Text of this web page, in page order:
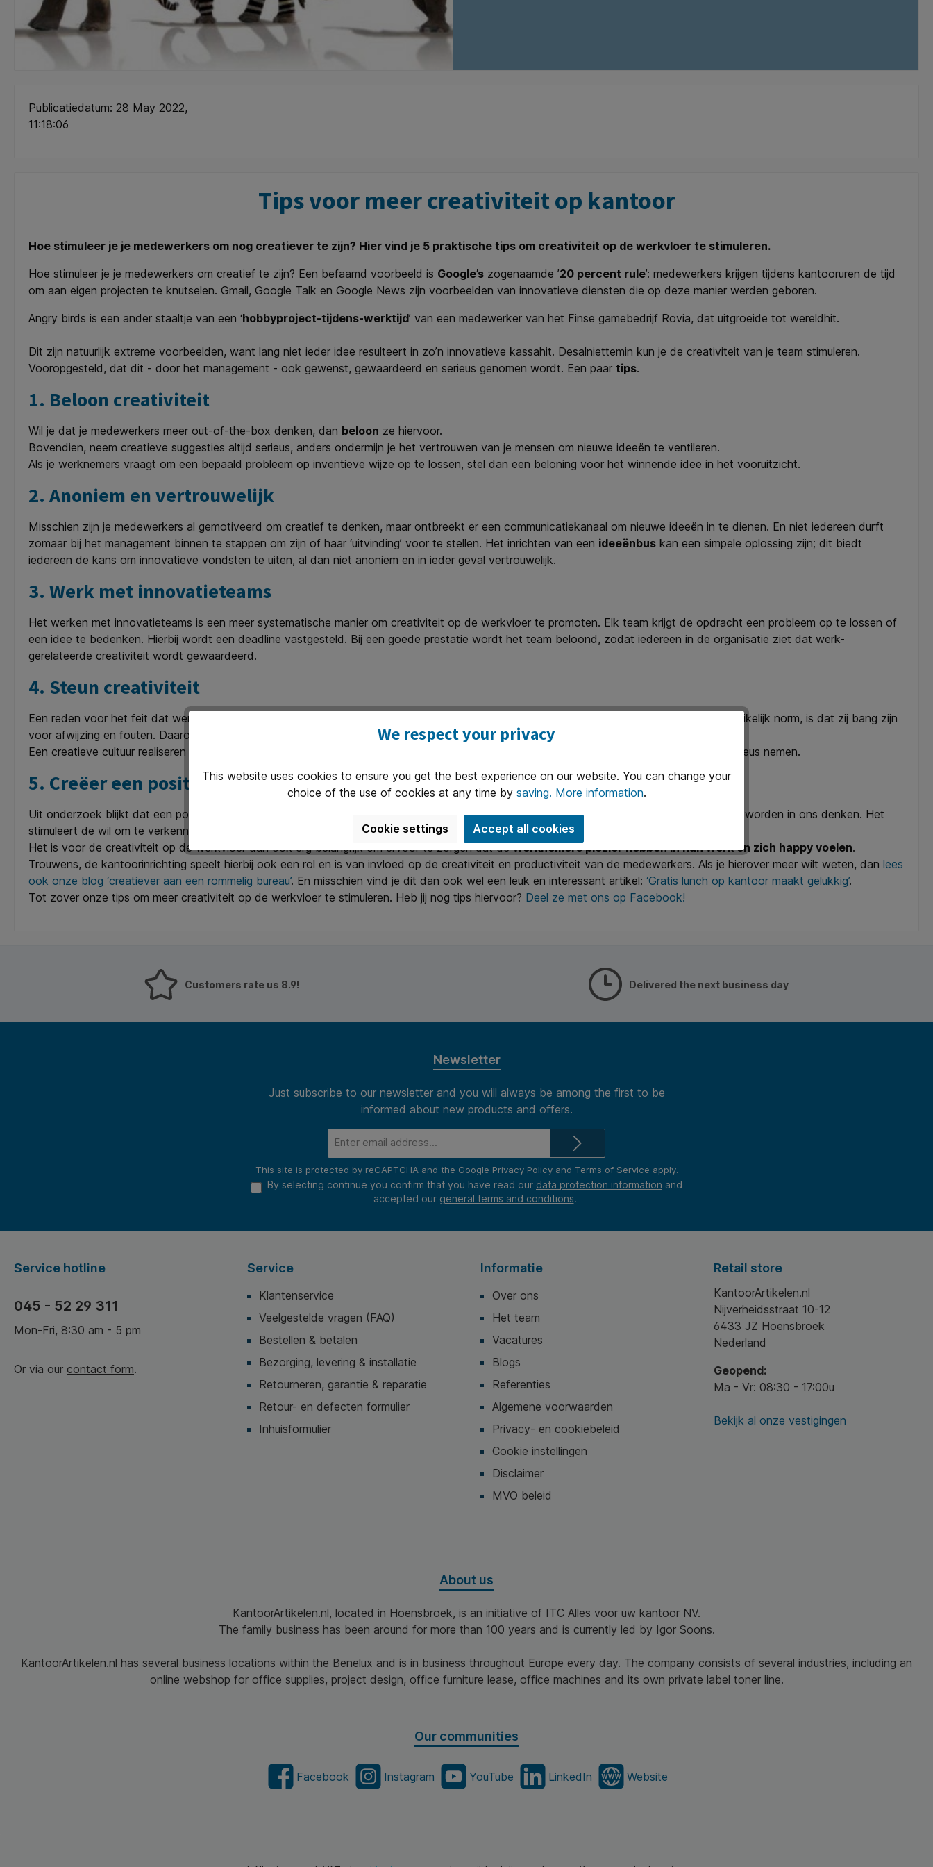
Publicatiedatum: 28 May 2022,
11:18:06
Tips voor meer creativiteit op kantoor
Hoe stimuleer je je medewerkers om nog creatiever te zijn? Hier vind je 5 praktische tips om creativiteit op de werkvloer te stimuleren.
Hoe stimuleer je je medewerkers om creatief te zijn? Een befaamd voorbeeld is Google’s zogenaamde ’20 percent rule’: medewerkers krijgen tijdens kantooruren de tijd
om aan eigen projecten te knutselen. Gmail, Google Talk en Google News zijn voorbeelden van innovatieve diensten die op deze manier werden geboren.
Angry birds is een ander staaltje van een ‘hobbyproject-tijdens-werktijd’ van een medewerker van het Finse gamebedrijf Rovia, dat uitgroeide tot wereldhit.
Dit zijn natuurlijk extreme voorbeelden, want lang niet ieder idee resulteert in zo’n innovatieve kassahit. Desalniettemin kun je de creativiteit van je team stimuleren.
Vooropgesteld, dat dit - door het management - ook gewenst, gewaardeerd en serieus genomen wordt. Een paar tips.
1. Beloon creativiteit
Wil je dat je medewerkers meer out-of-the-box denken, dan beloon ze hiervoor.
Bovendien, neem creatieve suggesties altijd serieus, anders ondermijn je het vertrouwen van je mensen om nieuwe ideeën te ventileren.
Als je werknemers vraagt om een bepaald probleem op inventieve wijze op te lossen, stel dan een beloning voor het winnende idee in het vooruitzicht.
2. Anoniem en vertrouwelijk
Misschien zijn je medewerkers al gemotiveerd om creatief te denken, maar ontbreekt er een communicatiekanaal om nieuwe ideeën in te dienen. En niet iedereen durft
zomaar bij het management binnen te stappen om zijn of haar ‘uitvinding’ voor te stellen. Het inrichten van een ideeënbus kan een simpele oplossing zijn; dit biedt
iedereen de kans om innovatieve vondsten te uiten, al dan niet anoniem en in ieder geval vertrouwelijk.
3. Werk met innovatieteams
Het werken met innovatieteams is een meer systematische manier om creativiteit op de werkvloer te promoten. Elk team krijgt de opdracht een probleem op te lossen of
een idee te bedenken. Hierbij wordt een deadline vastgesteld. Bij een goede prestatie wordt het team beloond, zodat iedereen in de organisatie ziet dat werk-
gerelateerde creativiteit wordt gewaardeerd.
4. Steun creativiteit
Een reden voor het feit dat werknemers niet buiten vaste kaders denken en geen oplossing durven voor te stellen, die afwijkt van de gebruikelijk norm, is dat zij bang zijn
voor afwijzing en fouten. Daarom moet het nemen van risico’s worden gestimuleerd.
Een creatieve cultuur realiseren kost tijd en begint altijd bij het management: zij moeten open-minded zijn en de ideeën van werknemers serieus nemen.
5. Creëer een positieve werksfeer
Uit onderzoek blijkt dat een positieve houding creativiteit bevordert. Dit zorgt namelijk voor een breder perspectief, waardoor we flexibeler worden in ons denken. Het
stimuleert de wil om te verkennen.
Het is voor de creativiteit op de werkvloer dan ook erg belangrijk om ervoor te zorgen dat dewerknemers plezier hebben in hun werk en zich happy voelen.
Trouwens, de kantoorinrichting speelt hierbij ook een rol en is van invloed op de creativiteit en productiviteit van de medewerkers. Als je hierover meer wilt weten, dan lees
ook onze blog ‘creatiever aan een rommelig bureau’. En misschien vind je dit dan ook wel een leuk en interessant artikel: ‘Gratis lunch op kantoor maakt gelukkig’.
Tot zover onze tips om meer creativiteit op de werkvloer te stimuleren. Heb jij nog tips hiervoor? Deel ze met ons op Facebook!
Customers rate us 8.9! Delivered the next business day
Newsletter
Just subscribe to our newsletter and you will always be among the first to be
informed about new products and offers.
This site is protected by reCAPTCHA and the Google Privacy Policyand Terms of Service apply.
By selecting continue you confirm that you have read our data protection information and
accepted our general terms and conditions.
Service hotline
045 - 52 29 311
Mon-Fri, 8:30 am - 5 pm
Or via our contact form.
Service
Klantenservice
Veelgestelde vragen (FAQ)
Bestellen & betalen
Bezorging, levering & installatie
Retourneren, garantie & reparatie
Retour- en defecten formulier
Inhuisformulier
Informatie
Over ons
Het team
Vacatures
Blogs
Referenties
Algemene voorwaarden
Privacy- en cookiebeleid
Cookie instellingen
Disclaimer
MVO beleid
Retail store
KantoorArtikelen.nl
Nijverheidsstraat 10-12
6433 JZ Hoensbroek
Nederland
Geopend:
Ma - Vr: 08:30 - 17:00u
Bekijk al onze vestigingen
About us
KantoorArtikelen.nl, located in Hoensbroek, is an initiative of ITC Alles voor uw kantoor NV.
The family business has been around for more than 100 years and is currently led by Igor Soons.
KantoorArtikelen.nl has several business locations within the Benelux and is in business throughout Europe every day. The company consists of several industries, including an
online webshop for office supplies, project design, office furniture lease, office machines and its own private label toner line.
Our communities
Facebook Instagram YouTube LinkedIn Website
We respect your privacy
This website uses cookies to ensure you get the best experience on our website. You can change your
choice of the use of cookies at any time by saving. More information.
Cookie settings Accept all cookies